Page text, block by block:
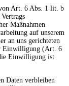
Art. 6 Abs. 1 lit. b
Maßnahmen
auf unserem
an uns gerichteten
Einwilligung (Art. 6
Einwilligung ist
Daten verbleiben